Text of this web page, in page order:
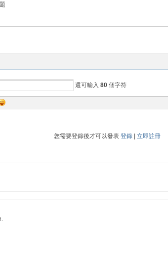
還可輸入 80 個字符
您需要登錄後才可以發表 登錄 立即註冊